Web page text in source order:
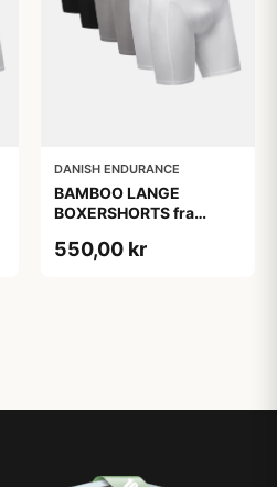
DANISH ENDURANCE
BAMBOO LANGE
BOXERSHORTS fra
Sort/Rød | Grå | Hvid 6-
550,00 kr